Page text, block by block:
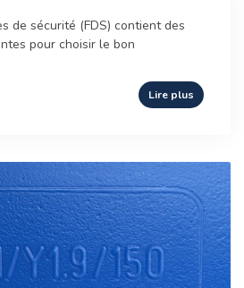
de sécurité (FDS) contient des
pour choisir le bon
Lire plus